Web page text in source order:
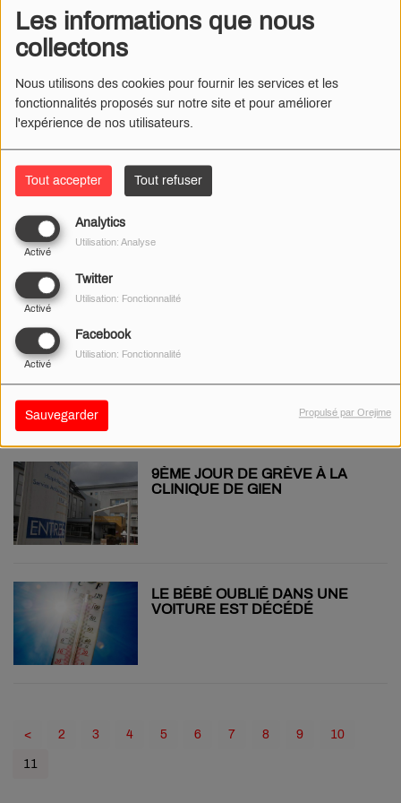
Les informations que nous
collectons
Nous utilisons des cookies pour fournir les services et les
fonctionnalités proposés sur notre site et pour améliorer
l'expérience de nos utilisateurs.
Tout accepter Tout refuser
Analytics
Activé
Utilisation: Analyse
Twitter
Activé
Utilisation: Fonctionnalité
Facebook
Activé
Utilisation: Fonctionnalité
Sauvegarder Propulsé par Orejime
FERMÉ DÈS LUNDI
LE RASSEMBLEMENT
COMMENCE DIMANCHE
NEVOY : IL Y AURA BIEN UN
ÉVANGÉLIQUE CET ÉTÉ
9ÈME JOUR DE GRÈVE À LA
CLINIQUE DE GIEN
LE BÉBÉ OUBLIÉ DANS UNE
VOITURE EST DÉCÉDÉ
< 2 3 4 5 6 7 8 9 10
11